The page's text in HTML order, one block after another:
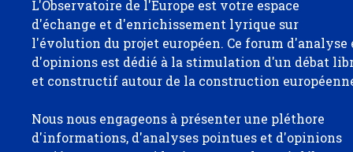
L'Observatoire de l'Europe est votre espace
d'échange et d'enrichissement lyrique sur
l'évolution du projet européen. Ce forum d'analyse
d'opinions est dédié à la stimulation d'un débat
et constructif autour de la construction
Nous nous engageons à présenter une pléthore
d'informations, d'analyses pointues et d'opinions